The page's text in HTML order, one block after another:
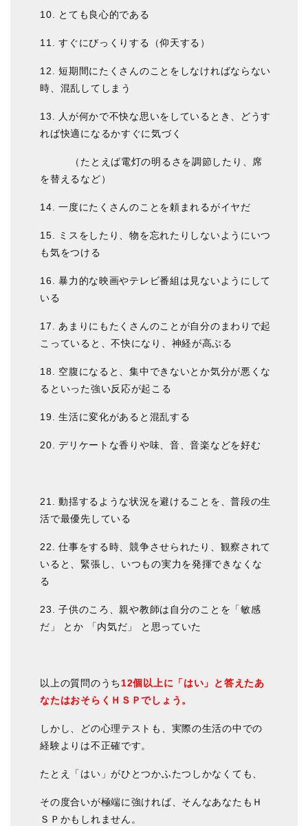
10. とても良心的である
11. すぐにびっくりする（仰天する）
12. 短期間にたくさんのことをしなければならない
時、混乱してしまう
13. 人が何かで不快な思いをしているとき、どうす
れば快適になるかすぐに気づく
（たとえば電灯の明るさを調節したり、席
を替えるなど）
14. 一度にたくさんのことを頼まれるがイヤだ
15. ミスをしたり、物を忘れたりしないようにいつ
も気をつける
16. 暴力的な映画やテレビ番組は見ないようにして
いる
17. あまりにもたくさんのことが自分のまわりで起
こっていると、不快になり、神経が高ぶる
18. 空腹になると、集中できないとか気分が悪くな
るといった強い反応が起こる
19. 生活に変化があると混乱する
20. デリケートな香りや味、音、音楽などを好む
21. 動揺するような状況を避けることを、普段の生
活で最優先している
22. 仕事をする時、競争させられたり、観察されて
いると、緊張し、いつもの実力を発揮できなくな
る
23. 子供のころ、親や教師は自分のことを「敏感
だ」 とか 「内気だ」 と思っていた
以上の質問のうち12個以上に「はい」と答えたあ
なたはおそらくＨＳＰでしょう。
しかし、どの心理テストも、実際の生活の中での
経験よりは不正確です。
たとえ「はい」がひとつかふたつしかなくても、
その度合いが極端に強ければ、そんなあなたもＨ
ＳＰかもしれません。